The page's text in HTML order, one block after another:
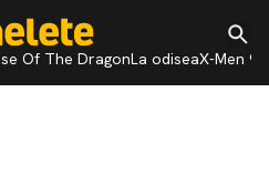
Of The DragonLa odiseaX-Men 97